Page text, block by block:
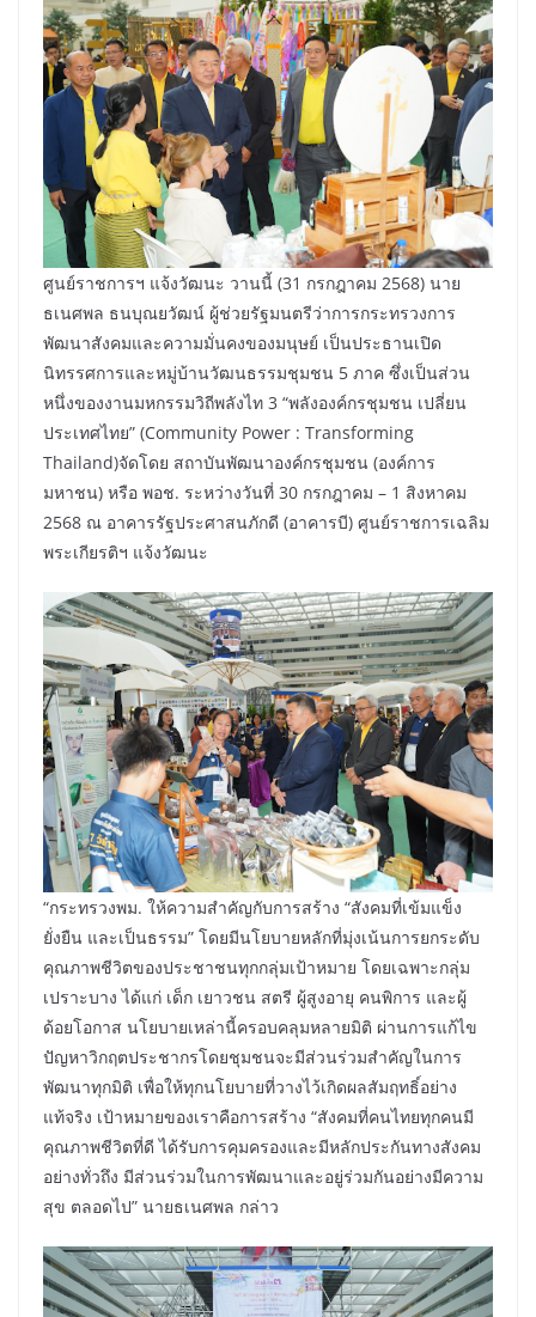
ศูนย์ราชการฯ แจ้งวัฒนะ วานนี้ (31 กรกฎาคม 2568) นาย
ธเนศพล ธนบุณยวัฒน์ ผู้ช่วยรัฐมนตรีว่าการกระทรวงการ
พัฒนาสังคมและความมั่นคงของมนุษย์ เป็นประธานเปิด
นิทรรศการและหมู่บ้านวัฒนธรรมชุมชน 5 ภาค ซึ่งเป็นส่วน
หนึ่งของงานมหกรรมวิถีพลังไท 3 “พลังองค์กรชุมชน เปลี่ยน
ประเทศไทย” (Community Power : Transforming
Thailand)จัดโดย สถาบันพัฒนาองค์กรชุมชน (องค์การ
มหาชน) หรือ พอช. ระหว่างวันที่ 30 กรกฎาคม – 1 สิงหาคม
2568 ณ อาคารรัฐประศาสนภักดี (อาคารบี) ศูนย์ราชการเฉลิม
พระเกียรติฯ แจ้งวัฒนะ
“กระทรวงพม. ให้ความสำคัญกับการสร้าง “สังคมที่เข้มแข็ง
ยั่งยืน และเป็นธรรม” โดยมีนโยบายหลักที่มุ่งเน้นการยกระดับ
คุณภาพชีวิตของประชาชนทุกกลุ่มเป้าหมาย โดยเฉพาะกลุ่ม
เปราะบาง ได้แก่ เด็ก เยาวชน สตรี ผู้สูงอายุ คนพิการ และผู้
ด้อยโอกาส นโยบายเหล่านี้ครอบคลุมหลายมิติ ผ่านการแก้ไข
ปัญหาวิกฤตประชากรโดยชุมชนจะมีส่วนร่วมสำคัญในการ
พัฒนาทุกมิติ เพื่อให้ทุกนโยบายที่วางไว้เกิดผลสัมฤทธิ์อย่าง
แท้จริง เป้าหมายของเราคือการสร้าง “สังคมที่คนไทยทุกคนมี
คุณภาพชีวิตที่ดี ได้รับการคุมครองและมีหลักประกันทางสังคม
อย่างทั่วถึง มีส่วนร่วมในการพัฒนาและอยู่ร่วมกันอย่างมีความ
สุข ตลอดไป” นายธเนศพล กล่าว